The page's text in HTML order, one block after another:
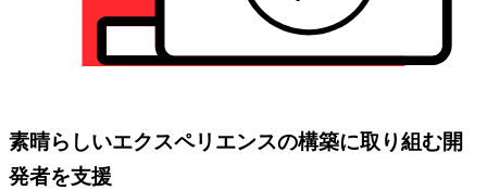
素晴らしいエクスペリエンスの構築に取り組む開
発者を支援